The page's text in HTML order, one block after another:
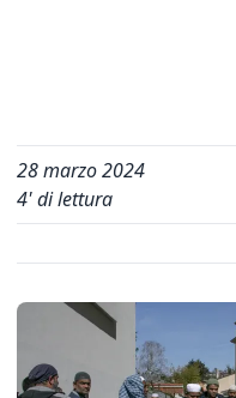
28 marzo 2024
4' di lettura